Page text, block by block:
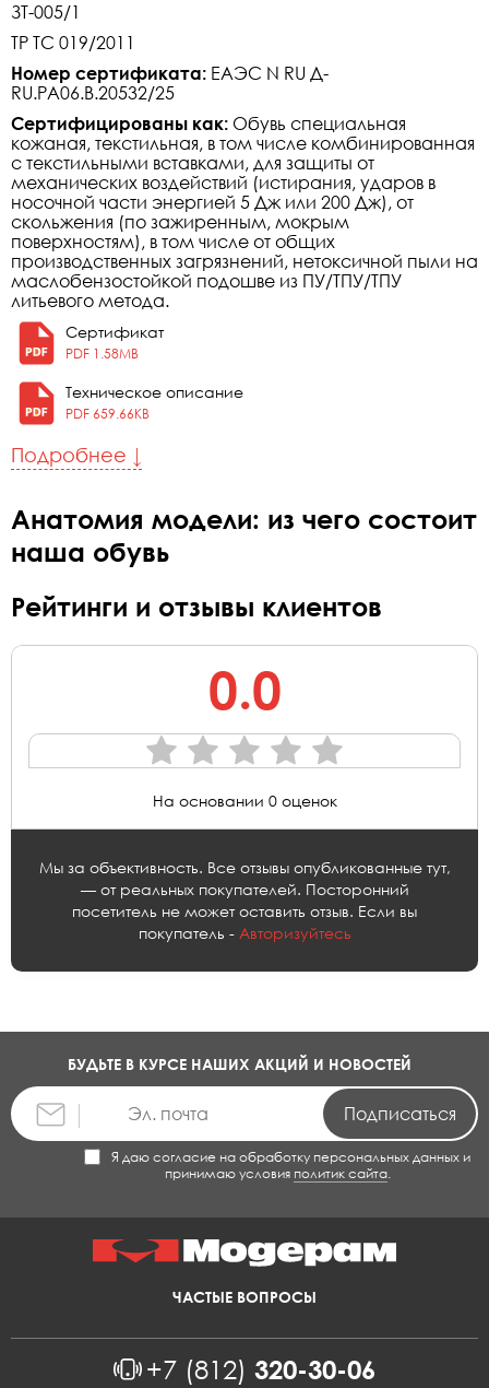
ЗТ-005/1
ТР ТС 019/2011
Номер сертификата: ЕАЭС N RU Д-
RU.РА06.В.20532/25
Сертифицированы как: Обувь специальная
кожаная, текстильная, в том числе комбинированная
с текстильными вставками, для защиты от
механических воздействий (истирания, ударов в
носочной части энергией 5 Дж или 200 Дж), от
скольжения (по зажиренным, мокрым
поверхностям), в том числе от общих
производственных загрязнений, нетоксичной пыли на
маслобензостойкой подошве из ПУ/ТПУ/ТПУ
литьевого метода.
Сертификат
PDF 1.58MB
Техническое описание
PDF 659.66KB
Подробнее ↓
Анатомия модели: из чего состоит
наша обувь
Рейтинги и отзывы клиентов
0.0
На основании 0 оценок
Мы за объективность. Все отзывы опубликованные тут,
— от реальных покупателей. Посторонний
посетитель не может оставить отзыв. Если вы
покупатель - Авторизуйтесь
БУДЬТЕ В КУРСЕ НАШИХ АКЦИЙ И НОВОСТЕЙ
Я даю согласие на обработку персональных данных и
принимаю условия политик сайта.
ЧАСТЫЕ ВОПРОСЫ
+7 (812) 320-30-06